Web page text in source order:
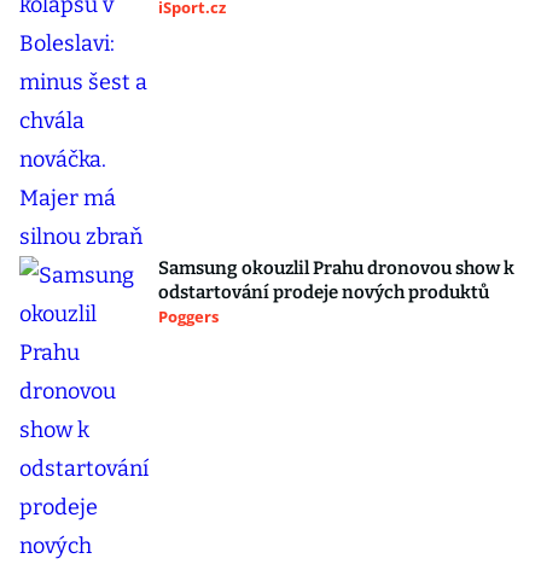
iSport.cz
Samsung okouzlil Prahu dronovou show k
odstartování prodeje nových produktů
Poggers